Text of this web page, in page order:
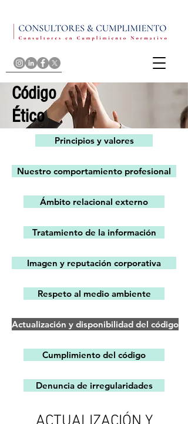
Código
Ético
Principios y valores
Nuestro comportamiento profesional
Ámbito relacional externo
Tratamiento de la información
Imagen y reputación corporativa
Respeto al medio ambiente
Actualización y disponibilidad del código
Cumplimiento del código
Denuncia de irregularidades